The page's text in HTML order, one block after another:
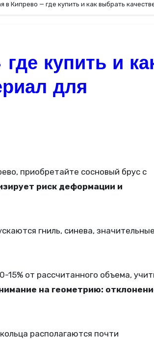
в Кипрево — где купить и как выбрать
купить и
для
риск деформации и
гниль, синева, значительные
15% от рассчитанного объема,
на геометрию:
располагаются почти